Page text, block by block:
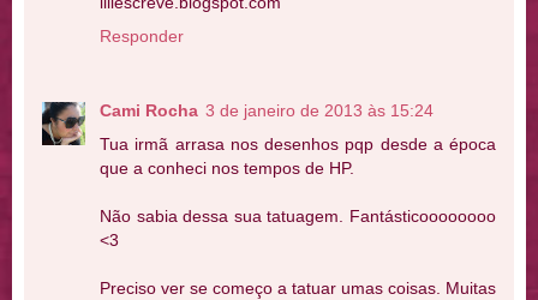
Responder
Cami Rocha 3 de janeiro de 2013 às 15:24
Tua irmã arrasa nos desenhos pqp desde a época
que a conheci nos tempos de HP.
Não sabia dessa sua tatuagem. Fantásticoooooooo
<3
Preciso ver se começo a tatuar umas coisas. Muitas